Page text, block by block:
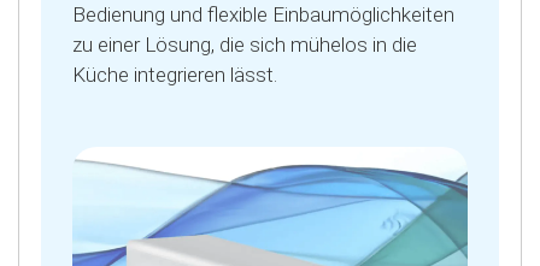
Bedienung und flexible Einbaumöglichkeiten
zu einer Lösung, die sich mühelos in die
Küche integrieren lässt.